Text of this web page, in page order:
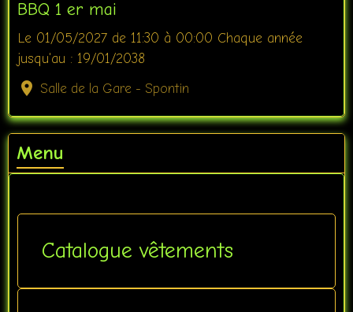
BBQ 1 er mai
Le 01/05/2027 de 11:30 à 00:00 Chaque année
jusqu'au : 19/01/2038
Salle de la Gare - Spontin
Menu
Catalogue vêtements